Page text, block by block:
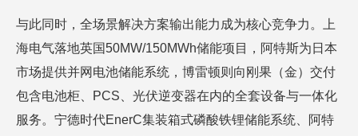
与此同时，全场景解决方案输出能力成为核心竞争力。上
海电气落地英国50MW/150MWh储能项目，阿特斯为日本
市场提供并网电池储能系统，博雷顿则向刚果（金）交付
包含电池柜、PCS、光伏逆变器在内的全套设备与一体化
服务。宁德时代EnerC集装箱式磷酸铁锂储能系统、阿特